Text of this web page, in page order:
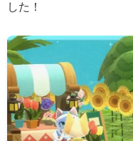
した！